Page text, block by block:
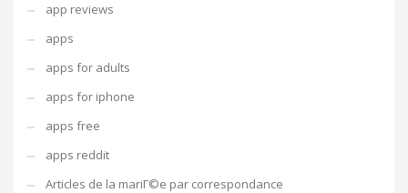
app reviews
apps
apps for adults
apps for iphone
apps free
apps reddit
Articles de la mariГ©e par correspondance